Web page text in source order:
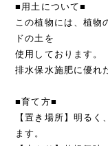
■用土について■
この植物には、植物
ドの土を
使用しております。
排水保水施肥に優れ
■育て方■
【置き場所】明る
ます。